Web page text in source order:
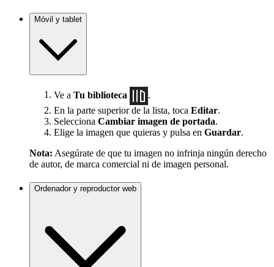
Móvil y tablet
Ve a Tu biblioteca
En la parte superior de la lista, toca Editar.
Selecciona Cambiar imagen de portada.
Elige la imagen que quieras y pulsa en Guardar.
Nota: Asegúrate de que tu imagen no infrinja ningún derecho
de autor, de marca comercial ni de imagen personal.
Ordenador y reproductor web